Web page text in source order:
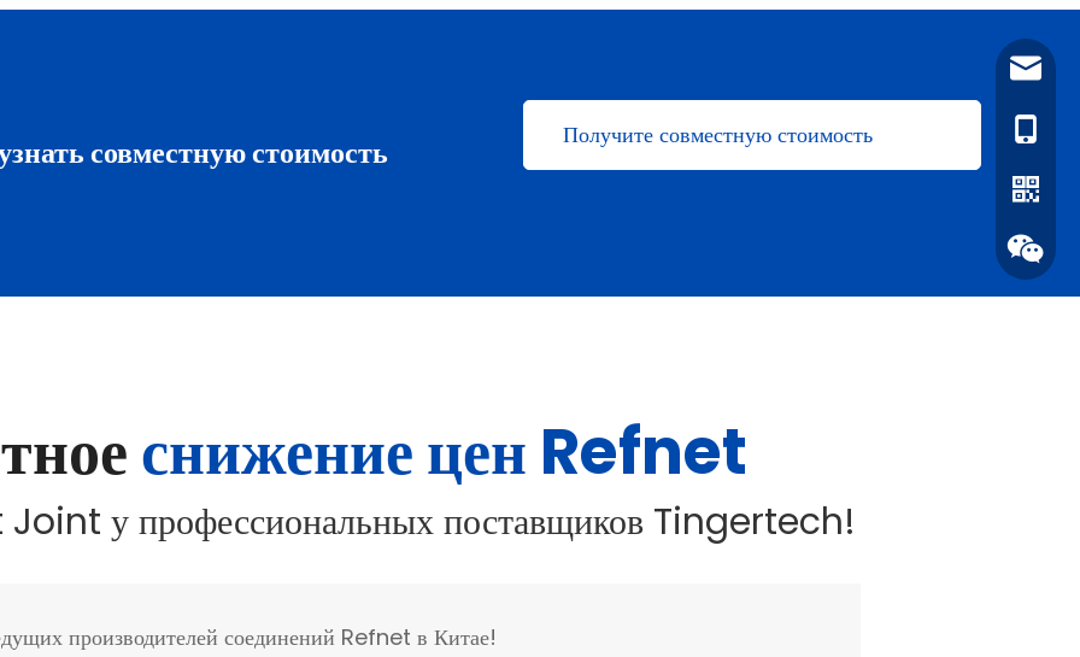
совместную стоимость
Получите совместную стоимость
снижение цен Refnet
у профессиональных поставщиков Tingertech!
производителей соединений Refnet в Китае!
+86-